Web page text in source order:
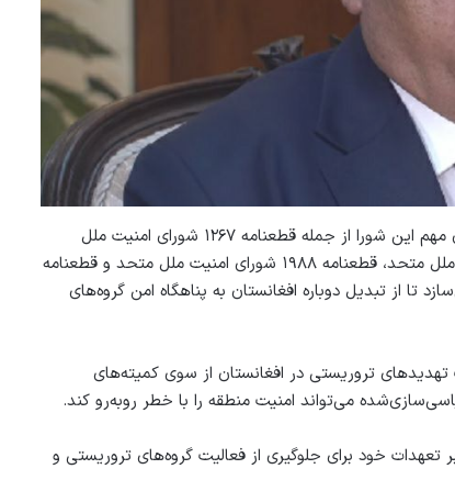
او تاکید کرد که مسوولیت شورای امنیت ملل متحد پایان نیافته و قطعنامه‌های مهم این شورا از جمله قطعنامه ۱۲۶۷ شورای امنیت ملل
متحد، قطعنامه ۱۳۶۸ شورای امنیت ملل متحد، قطعنامه ۱۳۷۳ شورای امنیت ملل متحد، قطعنامه ۱۹۸۸ شورای امنیت ملل متحد و قطعنامه
تا از تبدیل دوباره افغانستان به پناهگاه امن گروه‌های
تهدیدهای تروریستی در افغانستان از سوی کمیته‌های
می‌تواند امنیت منطقه را با خطر روبه‌رو کند.
تعهدات خود برای جلوگیری از فعالیت گروه‌های تروریستی و